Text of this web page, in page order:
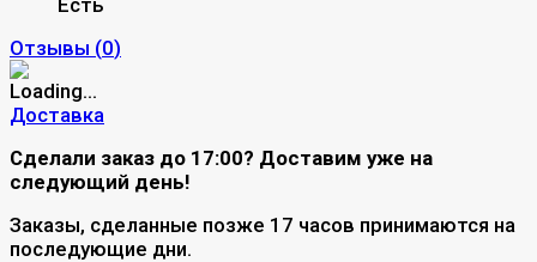
Отзывы (0)
Доставка
Сделали заказ до 17:00? Доставим уже на
следующий день!
Заказы, сделанные позже 17 часов принимаются на
последующие дни.